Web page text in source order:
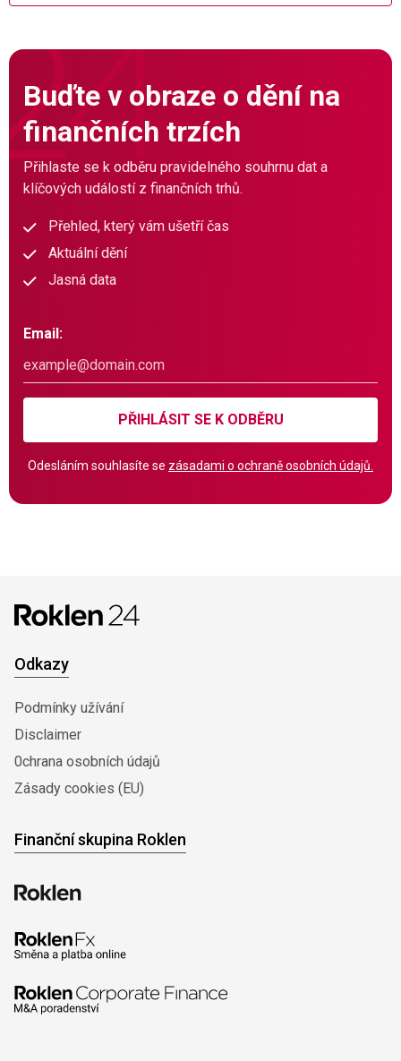
Buďte v obraze o dění na
finančních trzích
Přihlaste se k odběru pravidelného souhrnu dat a
klíčových událostí z finančních trhů.
Přehled, který vám ušetří čas
Aktuální dění
Jasná data
Email:
PŘIHLÁSIT SE K ODBĚRU
Odesláním souhlasíte se zásadami o ochraně osobních údajů.
Odkazy
Podmínky užívání
Disclaimer
0chrana osobních údajů
Zásady cookies (EU)
Finanční skupina Roklen